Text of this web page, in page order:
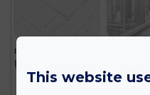
KIADÓ
Unit 1
This website